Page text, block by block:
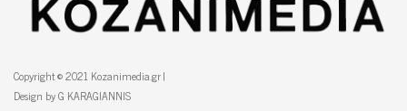
Copyright © 2021 Kozanimedia.gr |
Design by G KARAGIANNIS